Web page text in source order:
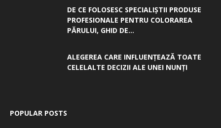
DE CE FOLOSESC SPECIALIȘTII PRODUSE
PROFESIONALE PENTRU COLORAREA
PĂRULUI, GHID DE...
ALEGEREA CARE INFLUENȚEAZĂ TOATE
CELELALTE DECIZII ALE UNEI NUNȚI
POPULAR POSTS